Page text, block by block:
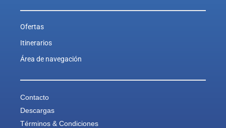
Ofertas
Itinerarios
Área de navegación
Contacto
Descargas
Términos & Condiciones